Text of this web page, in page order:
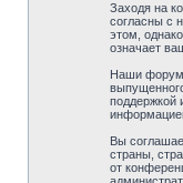
Заходя на
согласны с
этом,
означает
Наши
поддержкой
Вы
страны,
от